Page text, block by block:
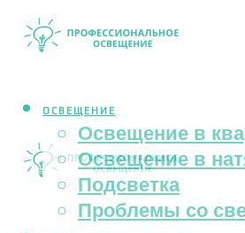
ОСВЕЩЕНИЕ
Освещение в
Освещение в
Подсветка
Проблемы со